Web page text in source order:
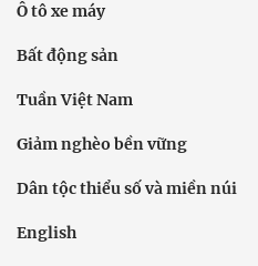
Ô tô xe máy
Bất động sản
Tuần Việt Nam
Giảm nghèo bền vững
Dân tộc thiểu số và miền núi
English